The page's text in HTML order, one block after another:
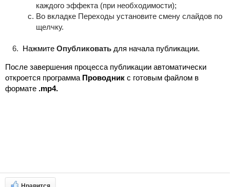
каждого эффекта (при необходимости);
Во вкладке Переходы установите смену слайдов по
щелчку.
Нажмите Опубликоватьдля начала публикации.
После завершения процесса публикации автоматически
откроется программа Проводникс готовым файлом в
формате .mp4.